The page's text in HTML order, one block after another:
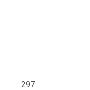
297